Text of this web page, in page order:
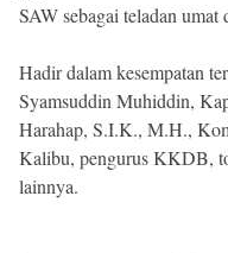
SAW sebagai teladan
Hadir dalam kesempatan
Syamsuddin Muhiddin,
Harahap, S.I.K., M.H.,
Kalibu, pengurus KKDB,
lainnya.